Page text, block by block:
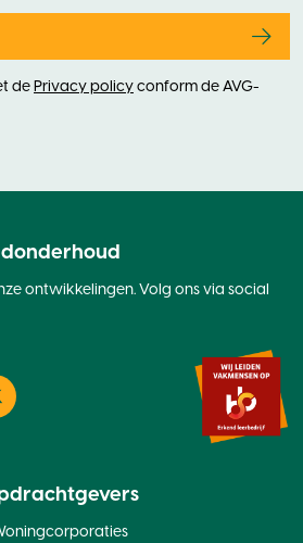
de Privacy policy conform de AVG-
ontwikkelingen. Volg ons via social